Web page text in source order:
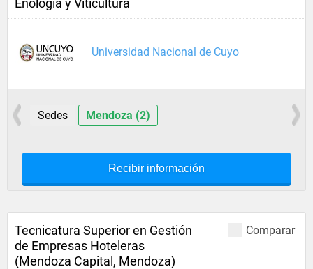
Enología y Viticultura
Universidad Nacional de Cuyo
Sedes Mendoza (2)
Recibir información
Comparar
Tecnicatura Superior en Gestión
de Empresas Hoteleras
(Mendoza Capital, Mendoza)